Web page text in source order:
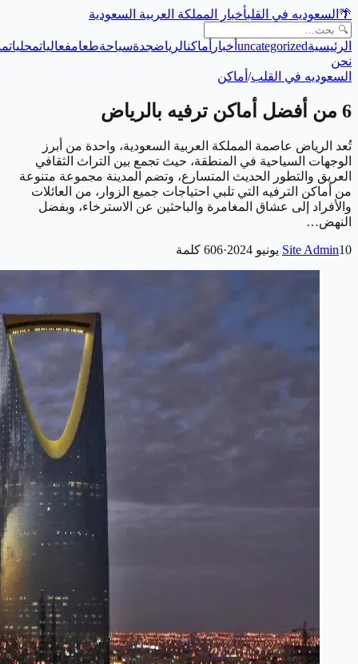
🌴 السعوديه في القلبأخبار المملكة العربية السعودية
الرئيسيةuncategorized أخبار أماكنالرياضجدةسياحةطعامفعالياتمحليات
نحن
السعوديه في القلب/ أماكن
6 من أفضل أماكن ترفيه بالرياض
تُعد الرياض عاصمة المملكة العربية السعودية، واحدة من أبرز
الوجهات السياحية في المنطقة، حيث تجمع بين التراث الثقافي
العريق والتطور الحديث المتسارع، وتضم المدينة مجموعة متنوعة
من أماكن الترفيه التي تلبي احتياجات جميع الزوار، من العائلات
والأفراد إلى عشاق المغامرة والباحثين عن الاسترخاء، وبفضل
النهض…
Site Admin10 يونيو 2024 ·
606 كلمة